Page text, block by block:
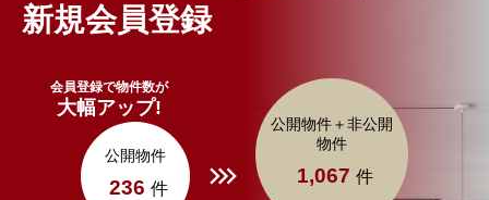
新規会員登録
会員登録で物件数が
大幅アップ!
公開物件
236 件
公開物件＋非公開
物件
1,067 件